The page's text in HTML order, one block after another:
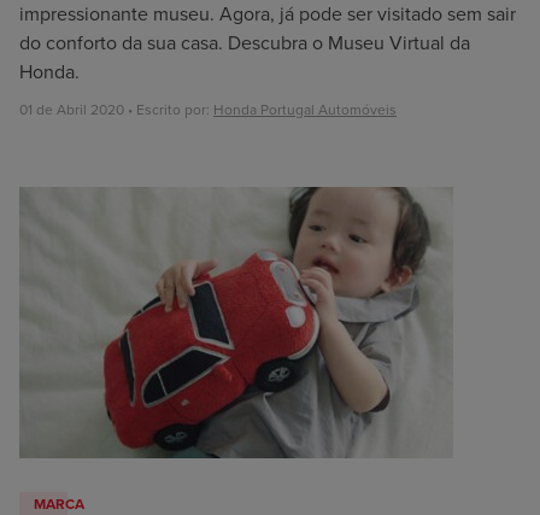
impressionante museu. Agora, já pode ser visitado sem sair
do conforto da sua casa. Descubra o Museu Virtual da
Honda.
01 de Abril 2020 • Escrito por: Honda Portugal Automóveis
MARCA